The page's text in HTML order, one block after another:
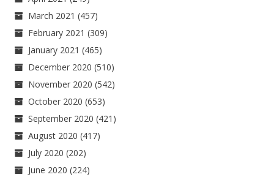
March 2021 (457)
February 2021 (309)
January 2021 (465)
December 2020 (510)
November 2020 (542)
October 2020 (653)
September 2020 (421)
August 2020 (417)
July 2020 (202)
June 2020 (224)